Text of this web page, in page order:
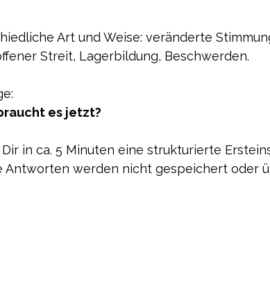
Art und Weise: veränderte
Streit, Lagerbildung, Beschwerden.
es jetzt?
in ca. 5 Minuten eine strukturierte
Antworten werden nicht gespeichert oder